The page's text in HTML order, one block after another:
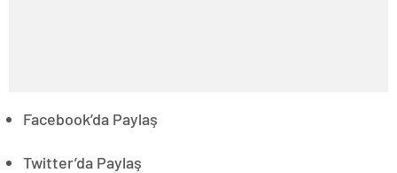
Facebook’da Paylaş
Twitter’da Paylaş